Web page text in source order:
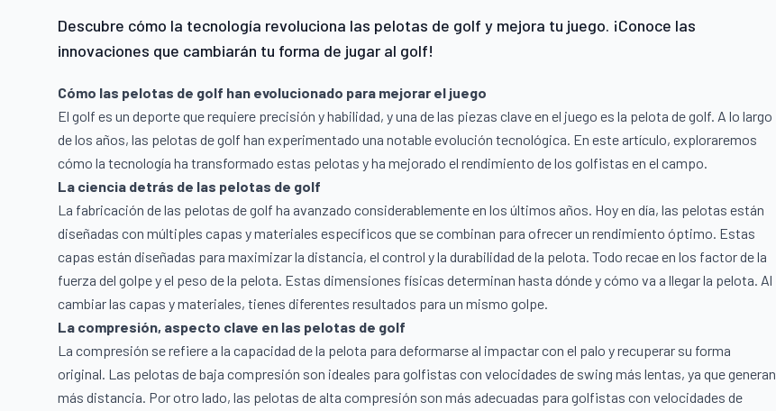
Descubre cómo la tecnología revoluciona las pelotas de golf y mejora tu juego. ¡Conoce las
innovaciones que cambiarán tu forma de jugar al golf!
Cómo las pelotas de golf han evolucionado para mejorar el juego
El golf es un deporte que requiere precisión y habilidad, y una de las piezas clave en el juego es la pelota de golf. A lo largo
de los años, las pelotas de golf han experimentado una notable evolución tecnológica. En este artículo, exploraremos
cómo la tecnología ha transformado estas pelotas y ha mejorado el rendimiento de los golfistas en el campo.
La ciencia detrás de las pelotas de golf
La fabricación de las pelotas de golf ha avanzado considerablemente en los últimos años. Hoy en día, las pelotas están
diseñadas con múltiples capas y materiales específicos que se combinan para ofrecer un rendimiento óptimo. Estas
capas están diseñadas para maximizar la distancia, el control y la durabilidad de la pelota. Todo recae en los factor de la
fuerza del golpe y el peso de la pelota. Estas dimensiones físicas determinan hasta dónde y cómo va a llegar la pelota. Al
cambiar las capas y materiales, tienes diferentes resultados para un mismo golpe.
La compresión, aspecto clave en las pelotas de golf
La compresión se refiere a la capacidad de la pelota para deformarse al impactar con el palo y recuperar su forma
original. Las pelotas de baja compresión son ideales para golfistas con velocidades de swing más lentas, ya que generan
más distancia. Por otro lado, las pelotas de alta compresión son más adecuadas para golfistas con velocidades de